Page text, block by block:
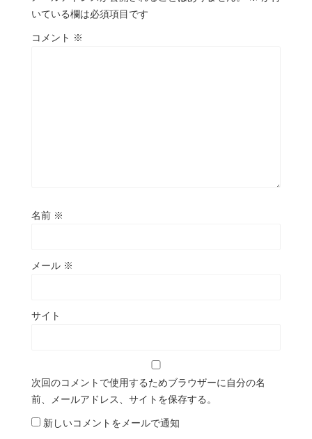
いている欄は必須項目です
コメント ※
名前 ※
メール ※
サイト
次回のコメントで使用するためブラウザーに自分の名
前、メールアドレス、サイトを保存する。
新しいコメントをメールで通知